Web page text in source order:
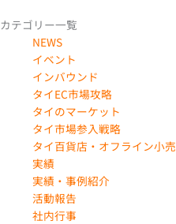
カテゴリー一覧
NEWS
イベント
インバウンド
タイEC市場攻略
タイのマーケット
タイ市場参入戦略
タイ百貨店・オフライン小売
実績
実績・事例紹介
活動報告
社内行事